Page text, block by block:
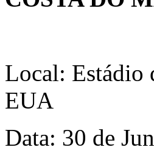
Local: Estádio
EUA
Data: 30 de